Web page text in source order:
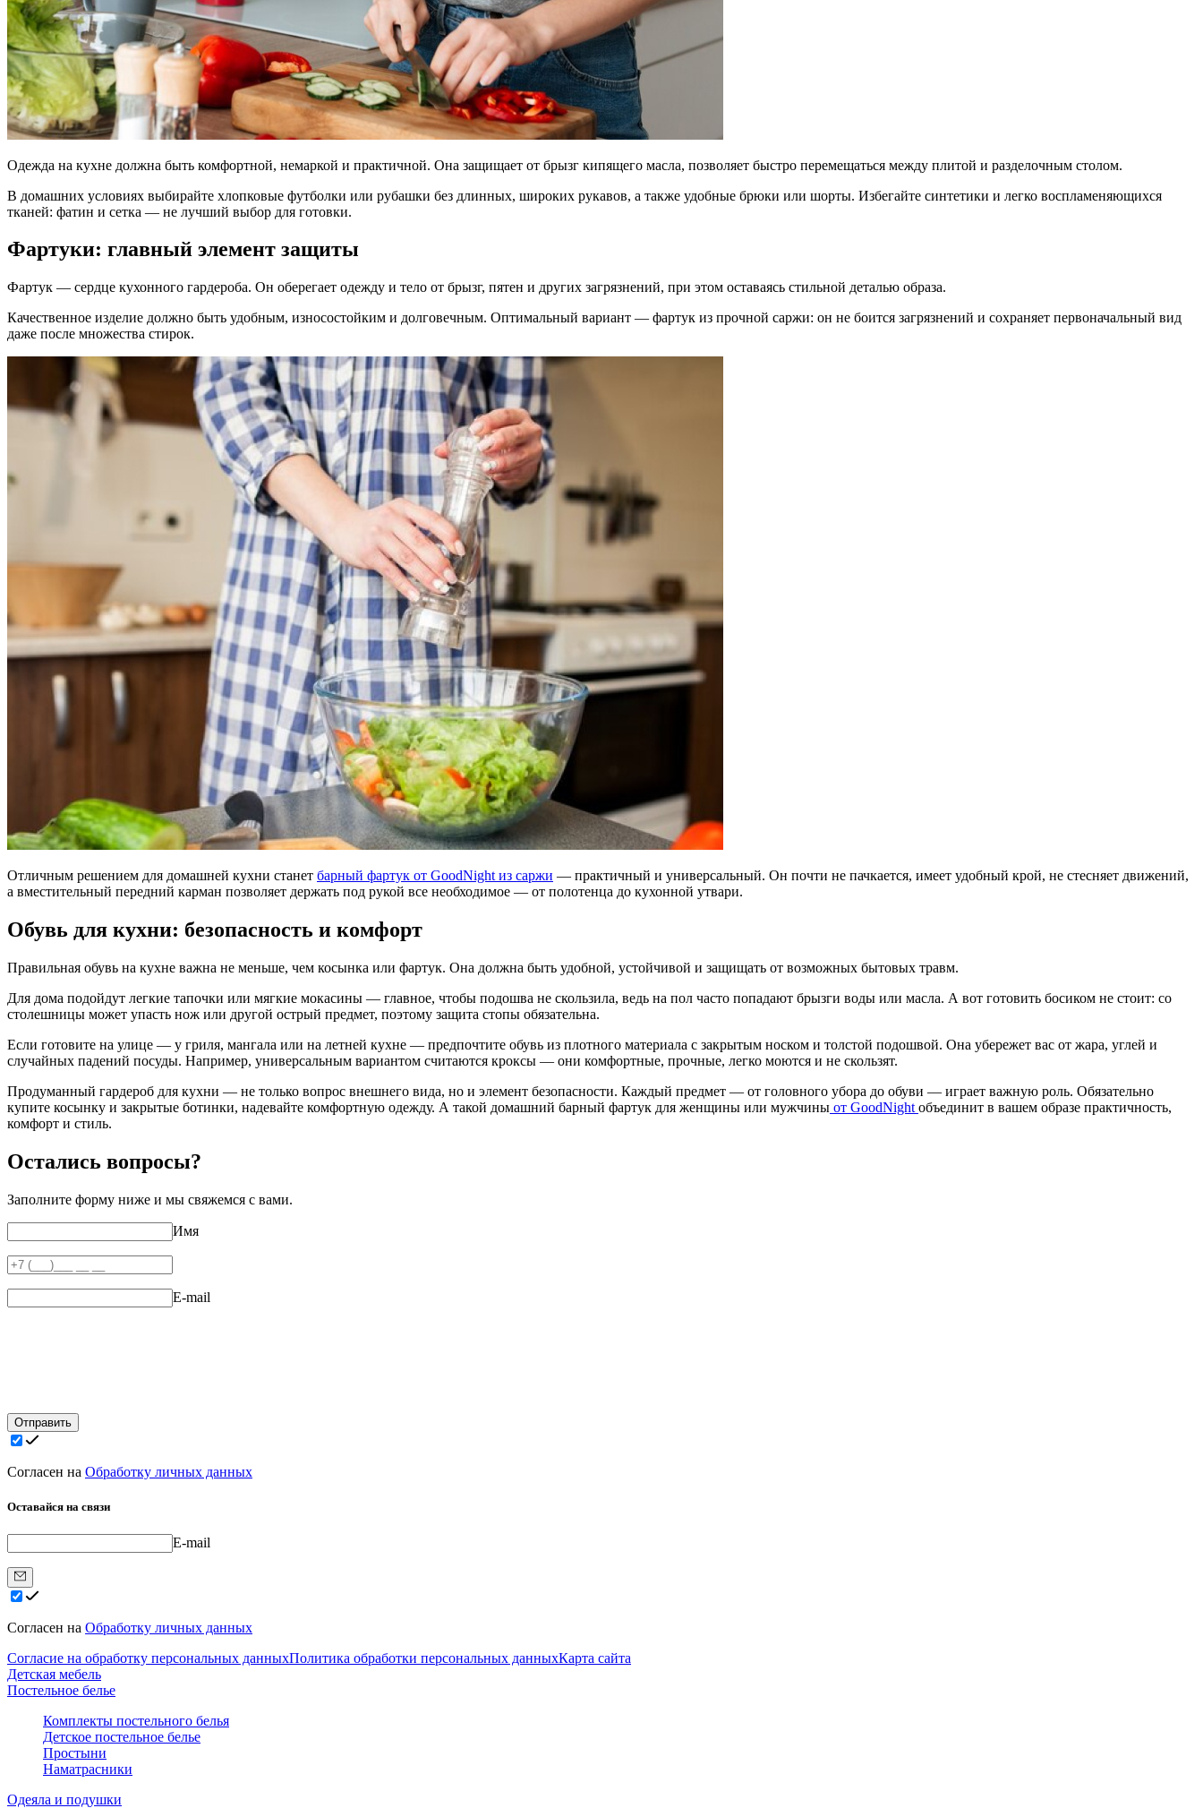
Одежда на кухне должна быть комфортной, немаркой и практичной. Она защищает от брызг кипящего масла, позволяет быстро перемещаться между плитой и разделочным столом.
В домашних условиях выбирайте хлопковые футболки или рубашки без длинных, широких рукавов, а также удобные брюки или шорты. Избегайте синтетики и легко воспламеняющихся
тканей: фатин и сетка — не лучший выбор для готовки.
Фартуки: главный элемент защиты
Фартук — сердце кухонного гардероба. Он оберегает одежду и тело от брызг, пятен и других загрязнений, при этом оставаясь стильной деталью образа.
Качественное изделие должно быть удобным, износостойким и долговечным. Оптимальный вариант — фартук из прочной саржи: он не боится загрязнений и сохраняет первоначальный вид
даже после множества стирок.
Отличным решением для домашней кухни станет барный фартук от GoodNight из саржи — практичный и универсальный. Он почти не пачкается, имеет удобный крой, не стесняет движений,
а вместительный передний карман позволяет держать под рукой все необходимое — от полотенца до кухонной утвари.
Обувь для кухни: безопасность и комфорт
Правильная обувь на кухне важна не меньше, чем косынка или фартук. Она должна быть удобной, устойчивой и защищать от возможных бытовых травм.
Для дома подойдут легкие тапочки или мягкие мокасины — главное, чтобы подошва не скользила, ведь на пол часто попадают брызги воды или масла. А вот готовить босиком не стоит: со
столешницы может упасть нож или другой острый предмет, поэтому защита стопы обязательна.
Если готовите на улице — у гриля, мангала или на летней кухне — предпочтите обувь из плотного материала с закрытым носком и толстой подошвой. Она убережет вас от жара, углей и
случайных падений посуды. Например, универсальным вариантом считаются кроксы — они комфортные, прочные, легко моются и не скользят.
Продуманный гардероб для кухни — не только вопрос внешнего вида, но и элемент безопасности. Каждый предмет — от головного убора до обуви — играет важную роль. Обязательно
купите косынку и закрытые ботинки, надевайте комфортную одежду. А такой домашний барный фартук для женщины или мужчины от GoodNight объединит в вашем образе практичность,
комфорт и стиль.
Остались вопросы?
Заполните форму ниже и мы свяжемся с вами.
Имя
E-mail
Отправить
Согласен на Обработку личных данных
Оставайся на связи
E-mail
Согласен на Обработку личных данных
Согласие на обработку персональных данныхПолитика обработки персональных данныхКарта сайта
Детская мебель
Постельное белье
Комплекты постельного белья
Детское постельное белье
Простыни
Наматрасники
Одеяла и подушки